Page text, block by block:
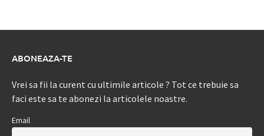
ABONEAZA-TE
Vrei sa fii la curent cu ultimile articole ? Tot ce trebuie sa
faci este sa te abonezi la articolele noastre.
Email